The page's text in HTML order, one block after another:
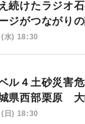
続けたラジオ
ジがつながり
水) 18:30
ル４土砂災害
県西部栗原 大
日) 18:30